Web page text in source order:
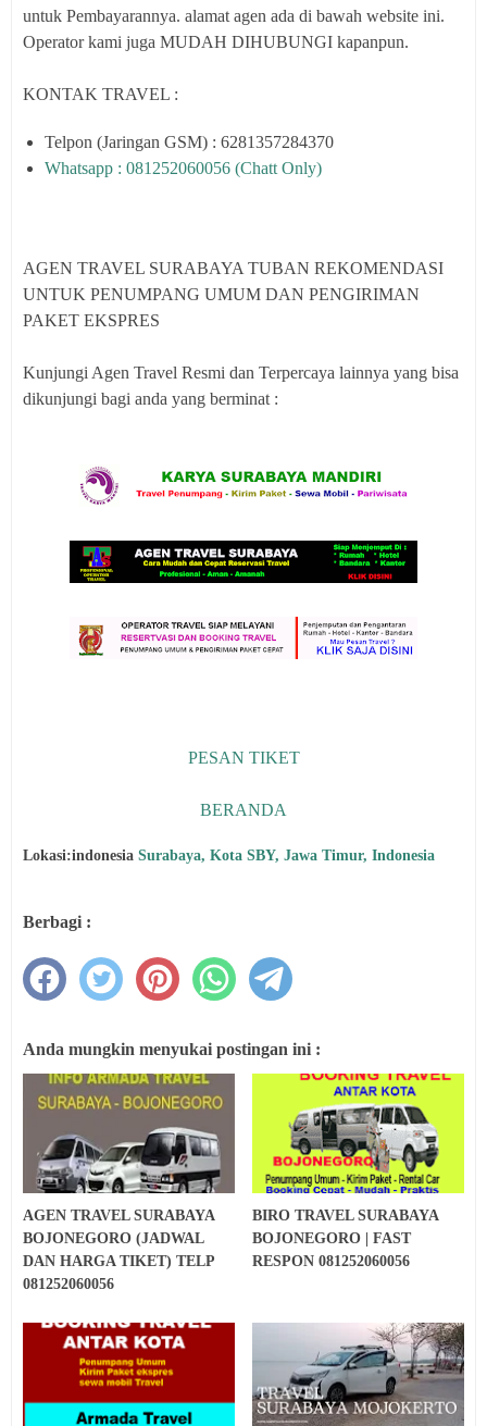
untuk Pembayarannya. alamat agen ada di bawah website ini.
Operator kami juga MUDAH DIHUBUNGI kapanpun.
KONTAK TRAVEL :
Telpon (Jaringan GSM) : 6281357284370
Whatsapp : 081252060056 (Chatt Only)
AGEN TRAVEL SURABAYA TUBAN REKOMENDASI
UNTUK PENUMPANG UMUM DAN PENGIRIMAN
PAKET EKSPRES
Kunjungi Agen Travel Resmi dan Terpercaya lainnya yang bisa
dikunjungi bagi anda yang berminat :
PESAN TIKET
BERANDA
Lokasi:indonesia Surabaya, Kota SBY, Jawa Timur, Indonesia
Berbagi :
Anda mungkin menyukai postingan ini :
AGEN TRAVEL SURABAYA
BOJONEGORO (JADWAL
DAN HARGA TIKET) TELP
081252060056
BIRO TRAVEL SURABAYA
BOJONEGORO | FAST
RESPON 081252060056